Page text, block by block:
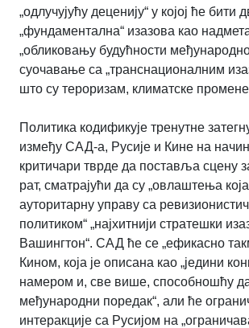
„одлучујућу деценију“ у којој ће бити
„фундаментална“ изазова као
„обликовању будућности
суочавање са „транснационалним
што су тероризам, климатске
Политика кодификује тренутне
између САД-а, Русије и Кине на начин
критичари тврде да поставља сцену
рат, сматрајући да су „овлаштења
ауторитарну управу са
политиком“ „најхитнији стратешки
Вашингтон“. САД ће се „ефикасно
Кином, која је описана као „једини
намером и, све више, способношћу
међународни поредак“, али ће
интеракције са Русијом на